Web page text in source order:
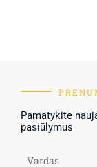
Pamatykite
pasiūlymus